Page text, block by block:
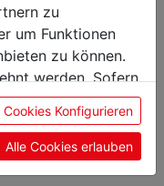
zu
um Funktionen
zu können.
werden. Sofern
geben Sie
Cookies Konfigurieren
Alle Cookies erlauben